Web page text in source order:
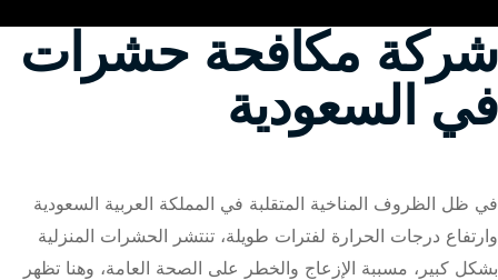
شركة مكافحة حشرات
في السعودية
في ظل الظروف المناخية المتقلبة في المملكة العربية السعودية
وارتفاع درجات الحرارة لفترات طويلة، تنتشر الحشرات المنزلية
بشكل كبير، مسببة الإزعاج والخطر على الصحة العامة، وهنا تظهر